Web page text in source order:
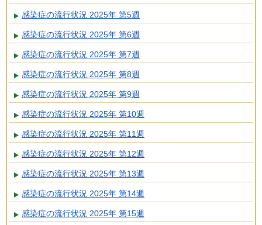
感染症の流行状況 2025年 第5週
感染症の流行状況 2025年 第6週
感染症の流行状況 2025年 第7週
感染症の流行状況 2025年 第8週
感染症の流行状況 2025年 第9週
感染症の流行状況 2025年 第10週
感染症の流行状況 2025年 第11週
感染症の流行状況 2025年 第12週
感染症の流行状況 2025年 第13週
感染症の流行状況 2025年 第14週
感染症の流行状況 2025年 第15週